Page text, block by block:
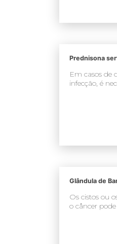
Prednisona
Em casos de
infecção, é
Glândula de
Os cistos ou
o câncer